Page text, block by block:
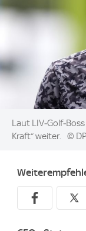
Image:
Laut
Kraft“ weiter.
©